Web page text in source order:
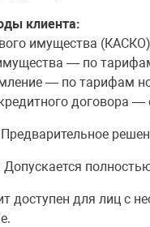
клиента:
имущества
— по
— по тарифам
договора —
Предварительное
Допускается
доступен для лиц с